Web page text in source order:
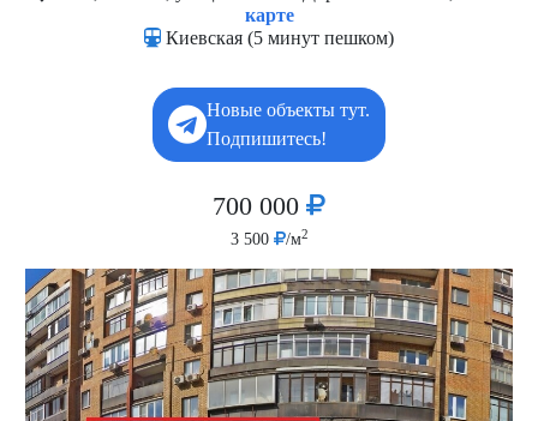
карте
Киевская (5 минут пешком)
Новые объекты тут.
Подпишитесь!
700 000
3 500 /м2